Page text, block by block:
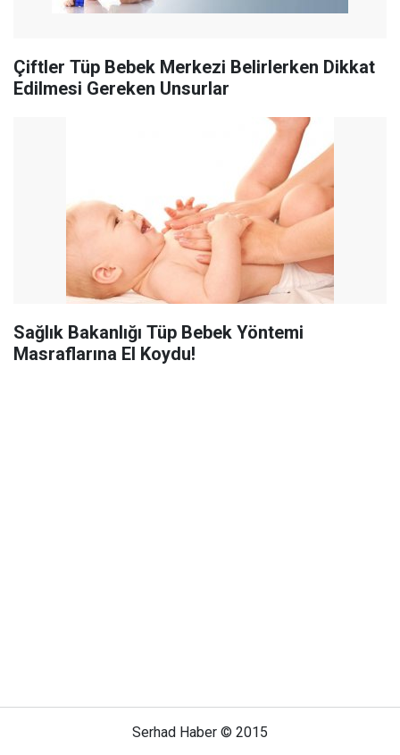
Çiftler Tüp Bebek Merkezi Belirlerken Dikkat
Edilmesi Gereken Unsurlar
Sağlık Bakanlığı Tüp Bebek Yöntemi
Masraflarına El Koydu!
Serhad Haber © 2015